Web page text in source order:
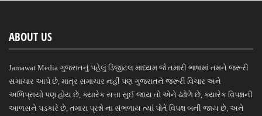
ABOUT US
Jamawat Media ગુજરાતનું પહેલું ડિજીટલ માધ્યમ જે તમારી ભાષામાં તમને જરૂરી
સમાચાર આપે છે, માત્ર સમાચાર નહીં પણ ગુજરાતને જરૂરી વિચાર અને
અભિપ્રાયો પણ હોય છે, ક્યારેક સત્તા સુઈ જાય તો એને ઢંઢોળે છે, ક્યારેક વિપક્ષની
આળસને પડકારે છે, તમારા પ્રશ્નો ના સંભળાય ત્યાં પોતે વિપક્ષ બની જાય છે, અને